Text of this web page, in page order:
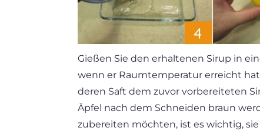
Gießen Sie den erhaltenen Sirup in
wenn er Raumtemperatur erreicht
deren Saft dem zuvor vorbereiteten
Äpfel nach dem Schneiden braun
zubereiten möchten, ist es wichtig,